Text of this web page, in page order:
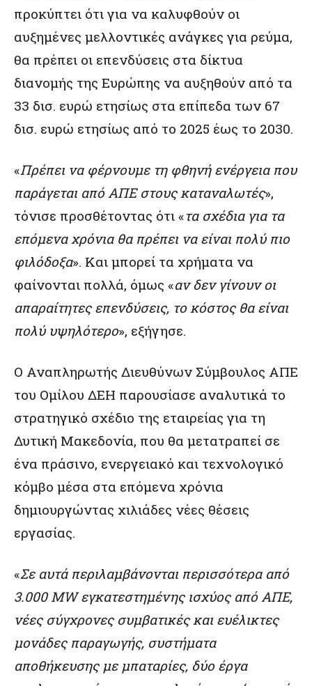
προκύπτει ότι για να καλυφθούν οι
αυξημένες μελλοντικές ανάγκες για ρεύμα,
θα πρέπει οι επενδύσεις στα δίκτυα
διανομής της Ευρώπης να αυξηθούν από τα
33 δισ. ευρώ ετησίως στα επίπεδα των 67
δισ. ευρώ ετησίως από το 2025 έως το 2030.
«Πρέπει να φέρνουμε τη φθηνή ενέργεια που
παράγεται από ΑΠΕ στους καταναλωτές»,
τόνισε προσθέτοντας ότι «τα σχέδια για τα
επόμενα χρόνια θα πρέπει να είναι πολύ πιο
φιλόδοξα». Και μπορεί τα χρήματα να
φαίνονται πολλά, όμως «αν δεν γίνουν οι
απαραίτητες επενδύσεις, το κόστος θα είναι
πολύ υψηλότερο», εξήγησε.
Ο Αναπληρωτής Διευθύνων Σύμβουλος ΑΠΕ
του Ομίλου ΔΕΗ παρουσίασε αναλυτικά το
στρατηγικό σχέδιο της εταιρείας για τη
Δυτική Μακεδονία, που θα μετατραπεί σε
ένα πράσινο, ενεργειακό και τεχνολογικό
κόμβο μέσα στα επόμενα χρόνια
δημιουργώντας χιλιάδες νέες θέσεις
εργασίας.
«Σε αυτά περιλαμβάνονται περισσότερα από
3.000 MW εγκατεστημένης ισχύος από ΑΠΕ,
νέες σύγχρονες συμβατικές και ευέλικτες
μονάδες παραγωγής, συστήματα
αποθήκευσης με μπαταρίες, δύο έργα